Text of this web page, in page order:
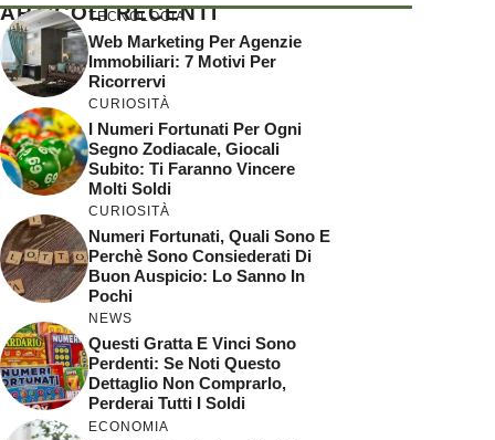
ARTICOLI RECENTI
TECNOLOGIA
Web Marketing Per Agenzie
Immobiliari: 7 Motivi Per
Ricorrervi
CURIOSITÀ
I Numeri Fortunati Per Ogni
Segno Zodiacale, Giocali
Subito: Ti Faranno Vincere
Molti Soldi
CURIOSITÀ
Numeri Fortunati, Quali Sono E
Perchè Sono Consiederati Di
Buon Auspicio: Lo Sanno In
Pochi
NEWS
Questi Gratta E Vinci Sono
Perdenti: Se Noti Questo
Dettaglio Non Comprarlo,
Perderai Tutti I Soldi
ECONOMIA